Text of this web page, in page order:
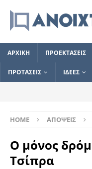
ΑΡΧΙΚΗ ΠΡΟΕΚΤΑΣΕΙΣ
ΠΡΟΤΑΣΕΙΣ ΙΔΕΕΣ
HOME ΑΠΟΨΕΙΣ
Ο μόνος
Τσίπρα